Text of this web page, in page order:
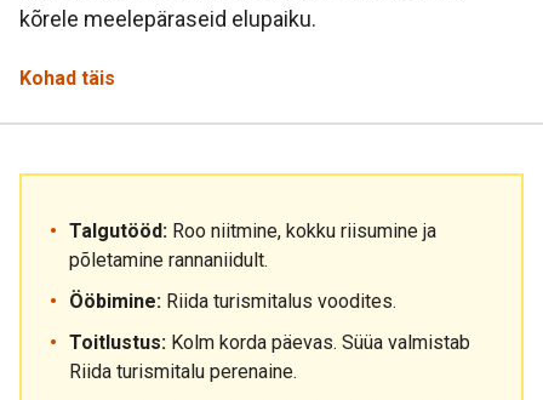
kõrele meelepäraseid elupaiku.
Kohad täis
Talgutööd: Roo niitmine, kokku riisumine ja
põletamine rannaniidult.
Ööbimine: Riida turismitalus voodites.
Toitlustus: Kolm korda päevas. Süüa valmistab
Riida turismitalu perenaine.